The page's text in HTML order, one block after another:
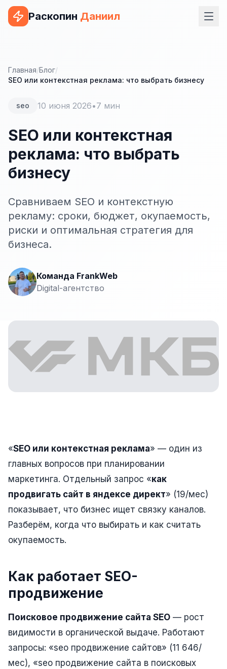
Раскопин Даниил
ВЕБ-РАЗРАБОТКА
Сайт на WordPress
Сайт на Tilda
Сайт на OpenCart
Сайт на Bitrix24
Сайт на Laravel
+ ещё 19 услуг
КОНТЕКСТНАЯ РЕКЛАМА
Контекстная реклама
VK Реклама
myTarget
Яндекс.Маркет
ТАРГЕТИРОВАННАЯ РЕКЛАМА
Реклама в VK
Реклама в Telegram
Реклама в Facebook
Реклама в Instagram
ИНТЕРНЕТ-МАГАЗИНЫ
Настройка магазина
Омниканальность
1С интеграция
Главная/Блог/
SEO или контекстная реклама: что выбрать бизнесу
seo 10 июня 2026•7 мин
SEO или контекстная
реклама: что выбрать
бизнесу
Сравниваем SEO и контекстную
рекламу: сроки, бюджет, окупаемость,
риски и оптимальная стратегия для
бизнеса.
Команда FrankWeb
Digital-агентство
«SEO или контекстная реклама» — один из
главных вопросов при планировании
маркетинга. Отдельный запрос «как
продвигать сайт в яндексе директ» (19/мес)
показывает, что бизнес ищет связку каналов.
Разберём, когда что выбирать и как считать
окупаемость.
Как работает SEO-
продвижение
Поисковое продвижение сайта SEO — рост
видимости в органической выдаче. Работают
запросы: «seo продвижение сайтов» (11 646/
мес), «seo продвижение сайта в поисковых